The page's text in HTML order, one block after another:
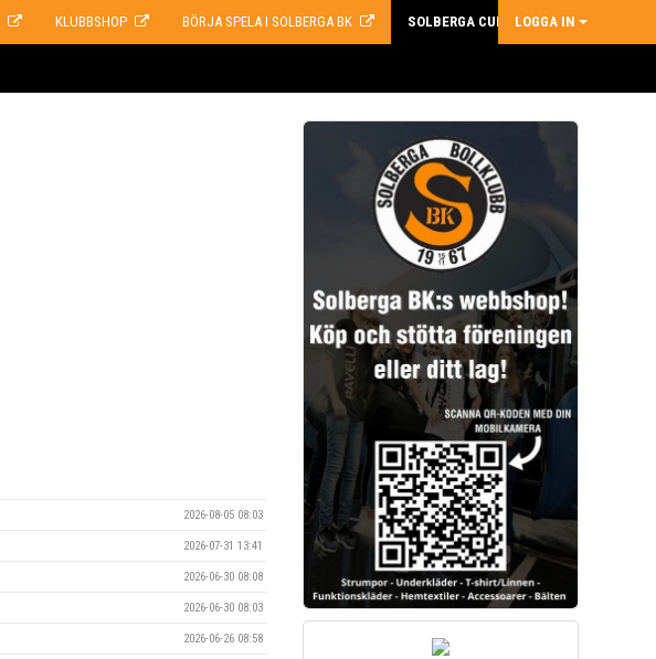
KLUBBSHOP BÖRJA SPELA I SOLBERGA BK SOLBERGA CUP LOGGA IN
2026-08-05 08:03
2026-07-31 13:41
2026-06-30 08:08
2026-06-30 08:03
2026-06-26 08:58